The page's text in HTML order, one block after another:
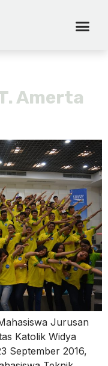
Amerta
Jurusan
Katolik Widya
September 2016,